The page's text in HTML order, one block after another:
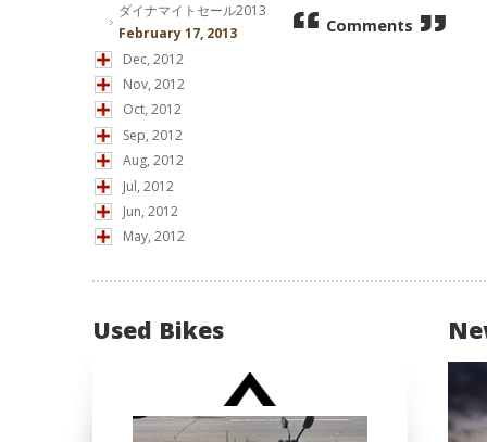
ダイナマイトセール2013
February 17, 2013
Dec, 2012
Nov, 2012
Oct, 2012
Sep, 2012
Aug, 2012
Jul, 2012
Jun, 2012
May, 2012
Comments
Used Bikes